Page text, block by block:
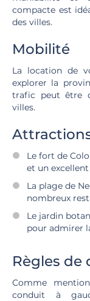
compacte est
des villes.
Mobilité
La location de
explorer la
trafic peut être
villes.
Le fort de
et un
La plage de
nombreux
Le jardin
pour admirer
Règles de
Comme
conduit à